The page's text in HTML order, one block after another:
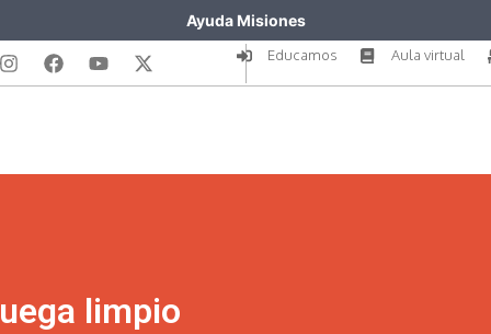
Ayuda Misiones
Educamos Aula virtual
limpio